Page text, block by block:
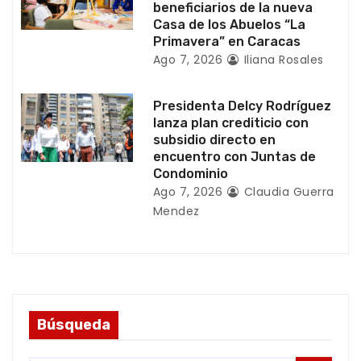
d
s
beneficiarios de la nueva
Casa de los Abuelos “La
Primavera” en Caracas
Ago 7, 2026 Iliana Rosales
Presidenta Delcy Rodríguez
lanza plan crediticio con
subsidio directo en
encuentro con Juntas de
Condominio
Ago 7, 2026
Claudia Guerra
Mendez
Búsqueda